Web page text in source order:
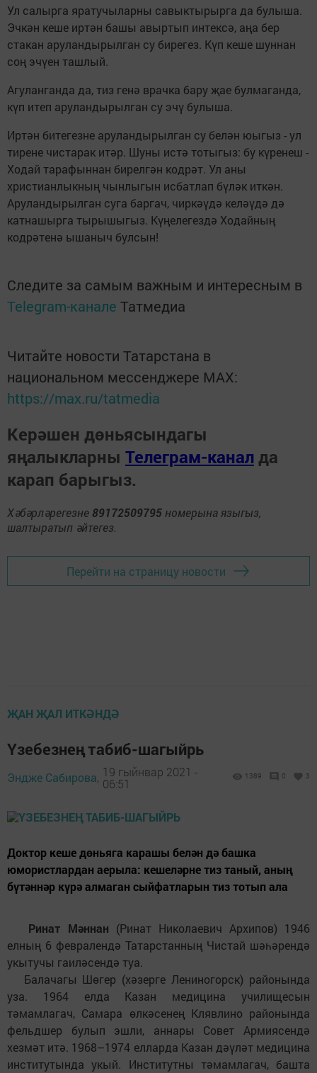
Ул салырга яратучыларны савыктырырга да булыша.
Эчкән кеше иртән башы авыртып интексә, аңа бер
стакан аруландырылган су бирегез. Күп кеше шуннан
соң эчүен ташлый.
Агуланганда да, тиз генә врачка бару җае булмаганда,
күп итеп аруландырылган су эчү булыша.
Иртән битегезне аруландырылган су белән юыгыз - ул
тирене чистарак итәр. Шуны истә тотыгыз: бу күренеш -
Ходай тарафыннан бирелгән кодрәт. Ул аны
христианлыкның чынлыгын исбатлап бүләк иткән.
Аруландырылган суга баргач, чиркәүдә келәүдә дә
катнашырга тырышыгыз. Күңелегездә Ходайның
кодрәтенә ышаныч булсын!
Следите за самым важным и интересным в
Telegram-канале Татмедиа
Читайте новости Татарстана в
национальном мессенджере MАХ:
https://max.ru/tatmedia
Керәшен дөньясындагы
яңалыкларны Телеграм-канал да
карап барыгыз.
Хәбәрләрегезне 89172509795 номерына языгыз,
шалтыратып әйтегез.
Перейти на страницу новости
ҖАН ҖАЛ ИТКӘНДӘ
Үзебезнең табиб-шагыйрь
Эндже Сабирова, 19 гыйнвар 2021 -
06:51
1389 0 3
Доктор кеше дөньяга карашы белән дә башка
юмористлардан аерыла: кешеләрне тиз таный, аның
бүтәннәр күрә алмаган сыйфатларын тиз тотып ала
Ринат Мәннан (Ринат Николаевич Архипов) 1946
елның 6 февралендә Татарстанның Чистай шәһәрендә
укытучы гаиләсендә туа.
Балачагы Шөгер (хәзерге Лениногорск) районында
уза. 1964 елда Казан медицина училищесын
тәмамлагач, Самара өлкәсенең Клявлино районында
фельдшер булып эшли, аннары Совет Армиясендә
хезмәт итә. 1968–1974 елларда Казан дәүләт медицина
институтында укый. Институтны тәмамлагач, башта